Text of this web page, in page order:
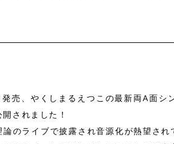
売、やくしまるえつこの最新両A面シ
されました！
論のライブで披露され音源化が熱望さ